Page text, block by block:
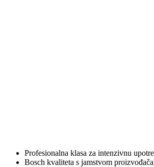
Profesionalna klasa za intenzivnu
Bosch kvaliteta s jamstvom proizvođača